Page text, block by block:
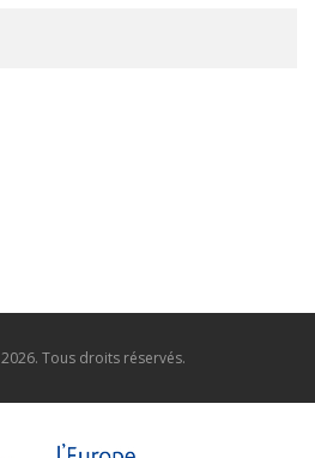
2026. Tous droits réservés.